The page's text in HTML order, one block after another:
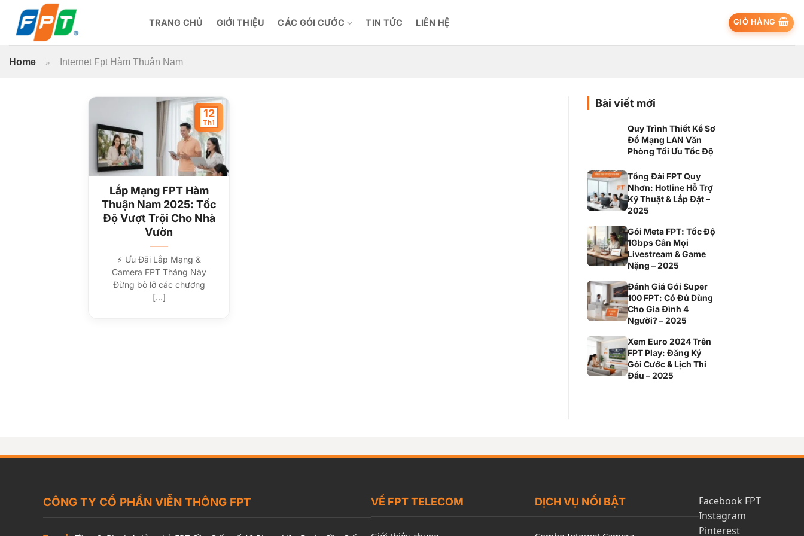
TRANG CHỦ GIỚI THIỆU CÁC GÓI CƯỚC TIN TỨC LIÊN HỆ GIỎ HÀNG
Home » Internet Fpt Hàm Thuận Nam
Lắp Mạng FPT Hàm
Thuận Nam 2025: Tốc
Độ Vượt Trội Cho Nhà
Vườn
⚡ Ưu Đãi Lắp Mạng &
Camera FPT Tháng Này
Đừng bỏ lỡ các chương
[...]
12
Th1
Bài viết mới
Quy Trình Thiết Kế Sơ
Đồ Mạng LAN Văn
Phòng Tối Ưu Tốc Độ
Tổng Đài FPT Quy
Nhơn: Hotline Hỗ Trợ
Kỹ Thuật & Lắp Đặt –
2025
Gói Meta FPT: Tốc Độ
1Gbps Cân Mọi
Livestream & Game
Nặng – 2025
Đánh Giá Gói Super
100 FPT: Có Đủ Dùng
Cho Gia Đình 4
Người? – 2025
Xem Euro 2024 Trên
FPT Play: Đăng Ký
Gói Cước & Lịch Thi
Đấu – 2025
CÔNG TY CỔ PHẦN VIỄN THÔNG FPT VỀ FPT TELECOM DỊCH VỤ NỔI BẬT
Facebook FPT
Instagram
Pinterest